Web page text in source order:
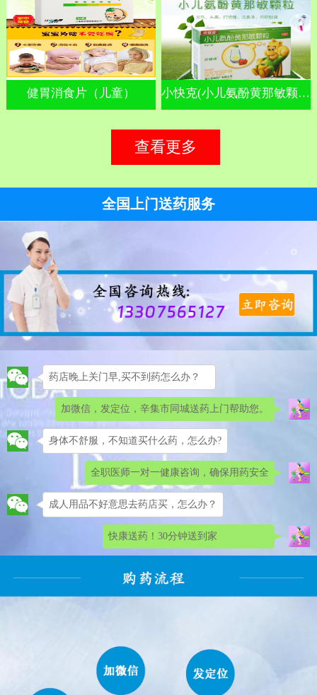
健胃消食片（儿童） 小快克(小儿氨酚黄那敏颗粒)
查看更多
全国上门送药服务
药店晚上关门早,买不到药怎么办？
加微信，发定位，辛集市同城送药上门帮助您。
身体不舒服，不知道买什么药，怎么办?
全职医师一对一健康咨询，确保用药安全
成人用品不好意思去药店买，怎么办？
快康送药！30分钟送到家